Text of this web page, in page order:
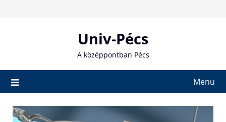
Univ-Pécs
A középpontban Pécs
Menu